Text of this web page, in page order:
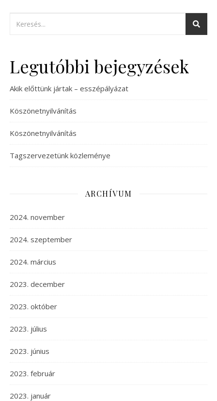
Legutóbbi bejegyzések
Akik előttünk jártak – esszépályázat
Köszönetnyilvánítás
Köszönetnyilvánítás
Tagszervezetünk közleménye
ARCHÍVUM
2024. november
2024. szeptember
2024. március
2023. december
2023. október
2023. július
2023. június
2023. február
2023. január